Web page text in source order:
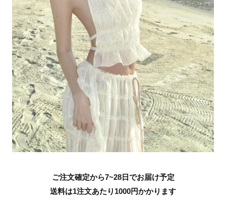
ご注文確定から7~28日でお届け予定
送料は1注文あたり 1000円かかります